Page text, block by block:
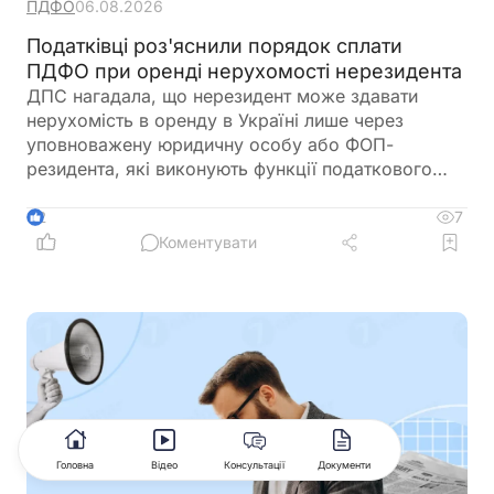
ПДФО06.08.2026
Податківці роз'яснили порядок сплати
ПДФО при оренді нерухомості нерезидента
ДПС нагадала, що нерезидент може здавати
нерухомість в оренду в Україні лише через
уповноважену юридичну особу або ФОП-
резидента, які виконують функції податкового
сплачувати ПДФО під час виплати доходу від
оренди
2
7
Коментувати
Головна Відео Консультації Документи